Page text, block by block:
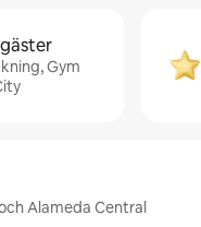
Gym
Alameda Central